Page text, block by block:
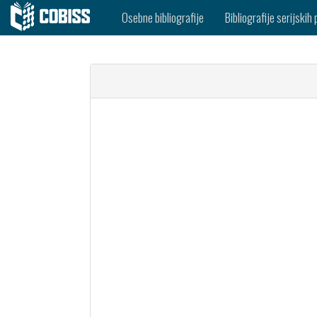
Osebne bibliografije Bibliografije serijskih